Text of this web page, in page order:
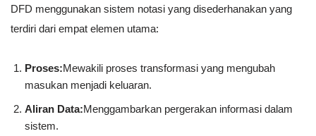
DFD menggunakan sistem notasi yang disederhanakan yang
terdiri dari empat elemen utama:
Proses:Mewakili proses transformasi yang mengubah
masukan menjadi keluaran.
Aliran Data:Menggambarkan pergerakan informasi dalam
sistem.